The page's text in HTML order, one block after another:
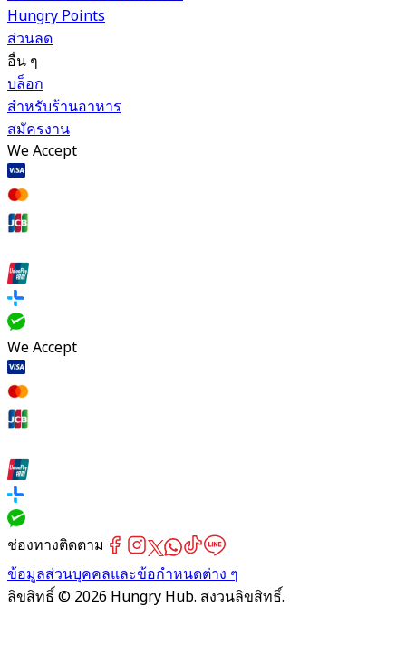
Hungry Points
ส่วนลด
อื่น ๆ
บล็อก
สำหรับร้านอาหาร
สมัครงาน
We Accept
We Accept
ช่องทางติดตาม
ข้อมูลส่วนบุคคลและข้อกำหนดต่าง ๆ
ลิขสิทธิ์ © 2026 Hungry Hub. สงวนลิขสิทธิ์.